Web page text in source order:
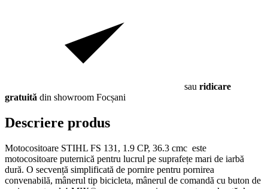
sau ridicare
gratuită din showroom Focșani
Descriere produs
Motocositoare STIHL FS 131, 1.9 CP, 36.3 cmc este
motocositoare puternică pentru lucrul pe suprafețe mari de iarbă
dură. O secvență simplificată de pornire pentru pornirea
convenabilă, mânerul tip bicicleta, mânerul de comandă cu buton de